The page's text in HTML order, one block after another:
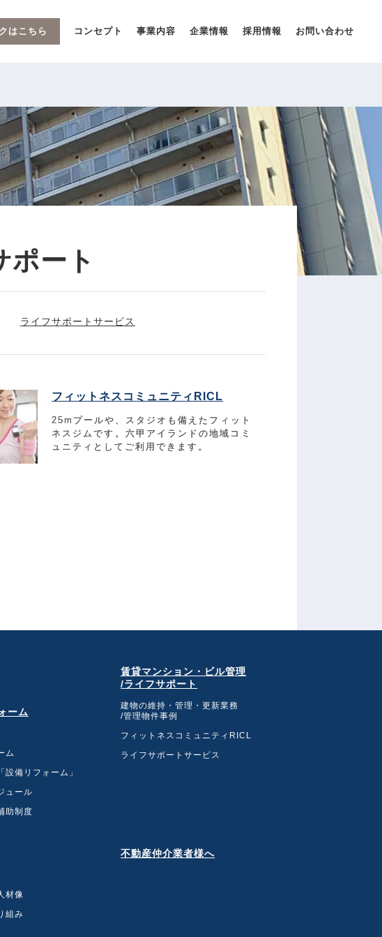
はこちら コンセプト 事業内容 企業情報 採用情報 お問い合わせ
ート
ライフサポートサービス
フィットネスコミュニティRICL
25mプールや、スタジオも備えたフィット
ネスジムです。六甲アイランドの地域コミ
ュニティとしてご利用できます。
ーム
ム
備リフォーム」
ュール
助制度
賃貸マンション・ビル管理
/ライフサポート
建物の維持・管理・更新業務
/管理物件事例
フィットネスコミュニティRICL
ライフサポートサービス
材像
組み
不動産仲介業者様へ